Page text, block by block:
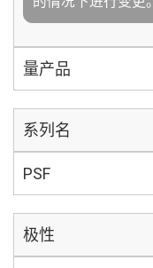
量产品
系列名
PSF
极性